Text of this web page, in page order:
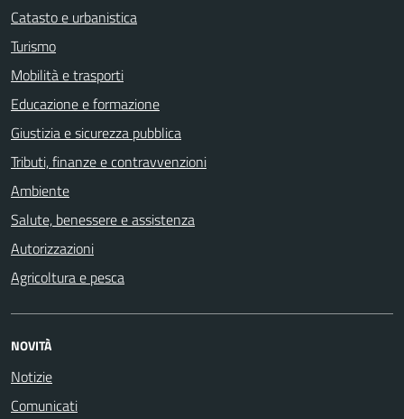
Catasto e urbanistica
Turismo
Mobilità e trasporti
Educazione e formazione
Giustizia e sicurezza pubblica
Tributi, finanze e contravvenzioni
Ambiente
Salute, benessere e assistenza
Autorizzazioni
Agricoltura e pesca
NOVITÀ
Notizie
Comunicati